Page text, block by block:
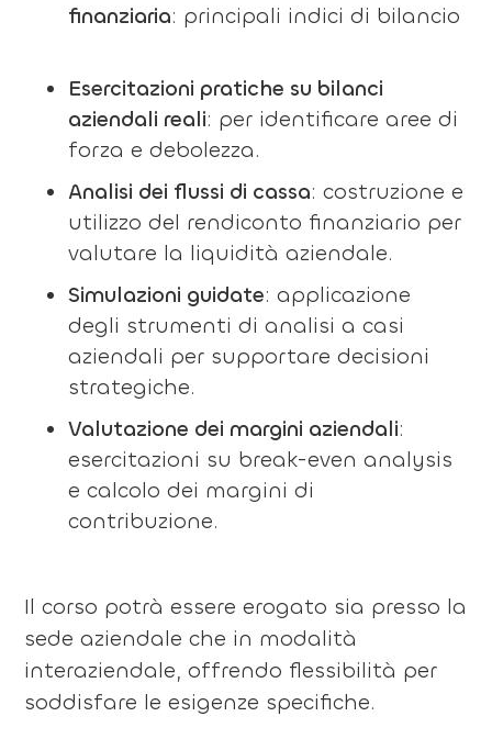
finanziaria: principali indici di bilancio
Esercitazioni pratiche su bilanci
aziendali reali: per identificare aree di
forza e debolezza.
Analisi dei flussi di cassa: costruzione e
utilizzo del rendiconto finanziario per
valutare la liquidità aziendale.
Simulazioni guidate: applicazione
degli strumenti di analisi a casi
aziendali per supportare decisioni
strategiche.
Valutazione dei margini aziendali:
esercitazioni su break-even analysis
e calcolo dei margini di
contribuzione.
Il corso potrà essere erogato sia presso la
sede aziendale che in modalità
interaziendale, offrendo flessibilità per
soddisfare le esigenze specifiche.